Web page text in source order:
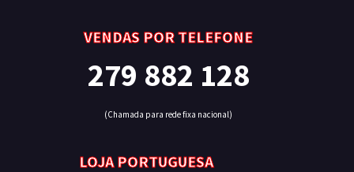
VENDAS POR TELEFONE
279 882 128
(Chamada para rede fixa nacional)
LOJA PORTUGUESA